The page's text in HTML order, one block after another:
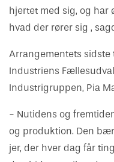
hjertet med sig, og har
hvad der rører sig ,
Arrangementets
Industriens
Industrigruppen, Pia
- Nutidens og
og produktion. Den
jer, der hver dag får